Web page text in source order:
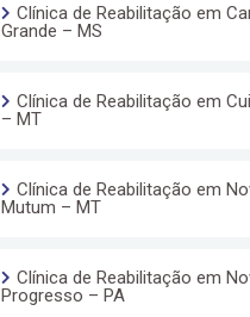
Clínica de Reabilitação em
Grande – MS
Clínica de Reabilitação em
– MT
Clínica de Reabilitação em
Mutum – MT
Clínica de Reabilitação em
Progresso – PA